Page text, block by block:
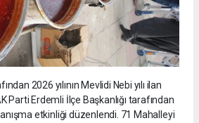
2026 yılının Mevlidi Nebi yılı ilan
Parti Erdemli İlçe Başkanlığı tarafından
etkinliği düzenlendi. 71 Mahalleyi